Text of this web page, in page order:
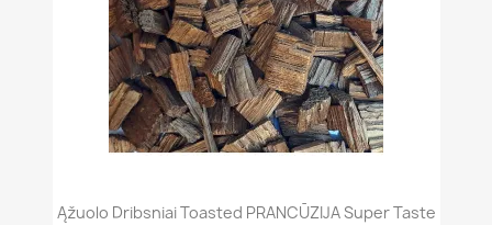
Ąžuolo Dribsniai Toasted PRANCŪZIJA Super Taste